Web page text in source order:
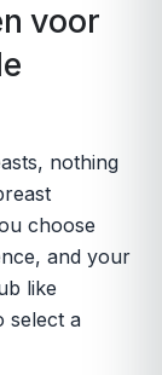
voor
nothing
choose
and your
like
select a